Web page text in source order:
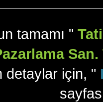
tamamı "
detaylar için, "